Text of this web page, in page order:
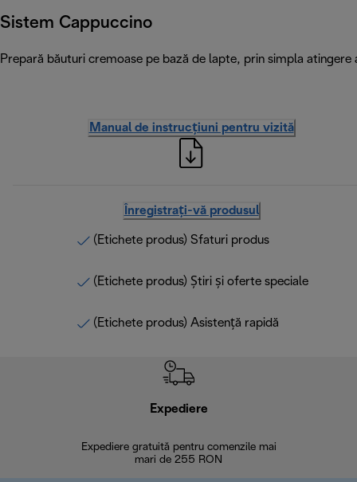
Sistem Cappuccino
Prepară băuturi cremoase pe bază de lapte, prin simpla
Manual de instrucțiuni pentru vizită
Înregistrați-vă produsul
(Etichete produs) Sfaturi produs
(Etichete produs) Știri și oferte speciale
(Etichete produs) Asistență rapidă
Expediere
Expediere gratuită pentru comenzile mai
mari de 255 RON